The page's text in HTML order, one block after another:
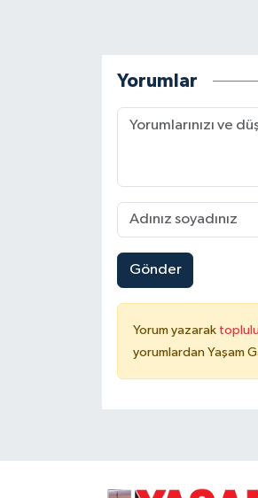
Yorumlar
Gönder
Yorum yazarak
yorumlardan Yaşam